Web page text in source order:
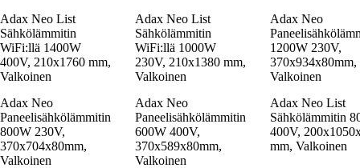
Adax Neo List
Sähkölämmitin
WiFi:llä 1400W
400V, 210x1760 mm,
Valkoinen
Adax Neo List
Sähkölämmitin
WiFi:llä 1000W
230V, 210x1380 mm,
Valkoinen
Adax Neo
1200W 230V,
370x934x80mm,
Valkoinen
Adax Neo
Paneelisähkölämmitin
800W 230V,
370x704x80mm,
Valkoinen
Adax Neo
Paneelisähkölämmitin
600W 400V,
370x589x80mm,
Valkoinen
Adax Neo List
Sähkölämmitin
400V,
mm, Valkoinen